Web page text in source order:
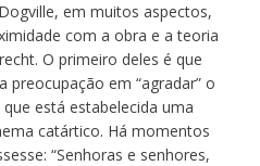
em muitos aspectos,
com a obra e a teoria
O primeiro deles é que
preocupação em “agradar” o
está estabelecida uma
catártico. Há momentos
“Senhoras e senhores,